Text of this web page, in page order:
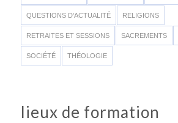
QUESTIONS D'ACTUALITÉ RELIGIONS
RETRAITES ET SESSIONS SACREMENTS
SOCIÉTÉ THÉOLOGIE
lieux de formation